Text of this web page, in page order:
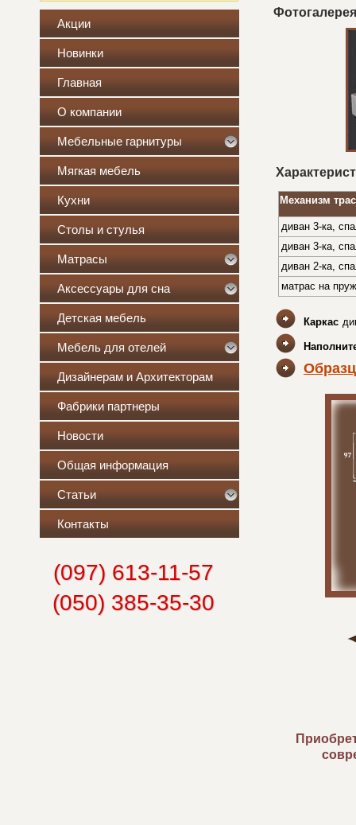
Акции
Новинки
Главная
О компании
Мебельные гарнитуры
Мягкая мебель
Кухни
Столы и стулья
Матрасы
Аксессуары для сна
Детская мебель
Мебель для отелей
Дизайнерам и Архитекторам
Фабрики партнеры
Новости
Общая информация
Статьи
Контакты
(097) 613-11-57
(050) 385-35-30
Механизм
диван 3-ка,
диван 3-ка,
диван 2-ка,
матрас на
Каркас